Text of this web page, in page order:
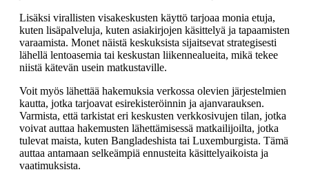
Lisäksi virallisten visakeskusten käyttö tarjoaa monia etuja,
kuten lisäpalveluja, kuten asiakirjojen käsittelyä ja tapaamisten
varaamista. Monet näistä keskuksista sijaitsevat strategisesti
lähellä lentoasemia tai keskustan liikennealueita, mikä tekee
niistä kätevän usein matkustaville.
Voit myös lähettää hakemuksia verkossa olevien järjestelmien
kautta, jotka tarjoavat esirekisteröinnin ja ajanvarauksen.
Varmista, että tarkistat eri keskusten verkkosivujen tilan, jotka
voivat auttaa hakemusten lähettämisessä matkailijoilta, jotka
tulevat maista, kuten Bangladeshista tai Luxemburgista. Tämä
auttaa antamaan selkeämpiä ennusteita käsittelyaikoista ja
vaatimuksista.